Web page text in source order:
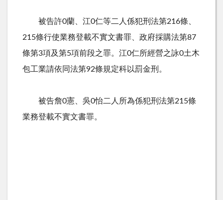
被告許0蘭、江0仁等二人係犯刑法第216條、
215條行使業務登載不實文書罪、政府採購法第87
條第3項及第5項前段之罪。江0仁所經營之詠0土木
包工業請依同法第92條規定科以罰金刑。
被告詹0憲、吳0怡二人所為係犯刑法第215條
業務登載不實文書罪。